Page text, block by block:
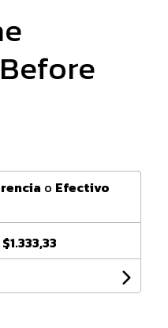
o Efectivo
$1.333,33